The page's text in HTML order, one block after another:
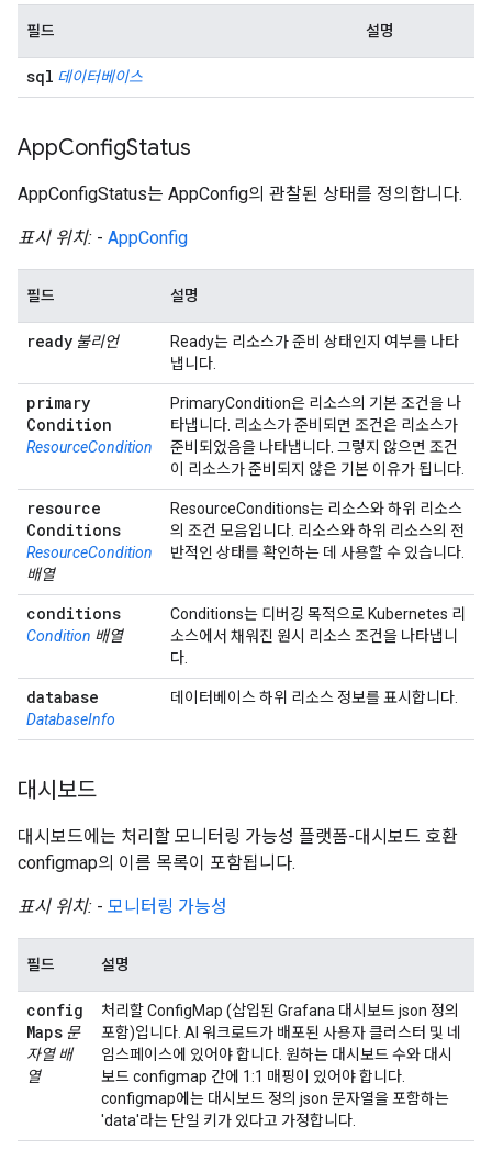
필드 설명
sql 데이터베이스
AppConfigStatus
AppConfigStatus는 AppConfig의 관찰된 상태를 정의합니다.
표시 위치: - AppConfig
필드 설명
ready 불리언
Ready는 리소스가 준비 상태인지 여부를 나타
냅니다.
primary
Condition
ResourceCondition
PrimaryCondition은 리소스의 기본 조건을 나
타냅니다. 리소스가 준비되면 조건은 리소스가
준비되었음을 나타냅니다. 그렇지 않으면 조건
이 리소스가 준비되지 않은 기본 이유가 됩니다.
resource
Conditions
ResourceCondition
배열
ResourceConditions는 리소스와 하위 리소스
의 조건 모음입니다. 리소스와 하위 리소스의 전
반적인 상태를 확인하는 데 사용할 수 있습니다.
conditions
Condition 배열
Conditions는 디버깅 목적으로 Kubernetes 리
소스에서 채워진 원시 리소스 조건을 나타냅니
다.
database
DatabaseInfo
데이터베이스 하위 리소스 정보를 표시합니다.
대시보드
대시보드에는 처리할 모니터링 가능성 플랫폼-대시보드 호환
configmap의 이름 목록이 포함됩니다.
표시 위치: - 모니터링 가능성
필드 설명
config
Maps 문
자열 배
열
처리할 ConfigMap (삽입된 Grafana 대시보드 json 정의
포함)입니다. AI 워크로드가 배포된 사용자 클러스터 및 네
임스페이스에 있어야 합니다. 원하는 대시보드 수와 대시
보드 configmap 간에 1:1 매핑이 있어야 합니다.
configmap에는 대시보드 정의 json 문자열을 포함하는
'data'라는 단일 키가 있다고 가정합니다.